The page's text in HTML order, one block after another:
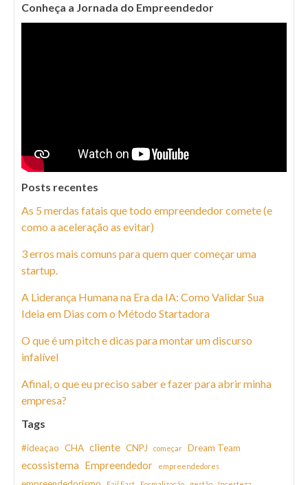
Conheça a Jornada do Empreendedor
Posts recentes
As 5 merdas fatais que todo empreendedor comete (e
como a aceleração as evitar)
3 erros mais comuns para quem quer começar uma
startup.
A Liderança Humana na Era da IA: Como Validar Sua
Ideia em Dias com o Método Startadora
O que é um pitch e dicas para montar um discurso
infalível
Afinal, o que eu preciso saber e fazer para abrir minha
empresa?
Tags
#ideaçao CHA cliente CNPJ começar Dream Team
ecossistema Empreendedor empreendedores